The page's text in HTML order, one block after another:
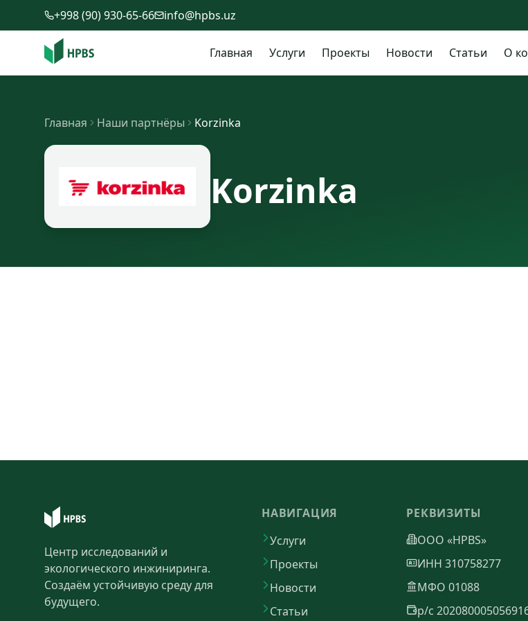
Перейти к содержимому
+998 (90) 930-65-66 info@hpbs.uz
Главная Услуги Проекты Новости Статьи О
Главная Наши партнёры Korzinka
Korzinka
Центр исследований и
экологического инжиниринга.
Создаём устойчивую среду для
будущего.
НАВИГАЦИЯ
Услуги
Проекты
Новости
Статьи
РЕКВИЗИТЫ
ООО «HPBS»
ИНН 310758277
МФО 01088
р/с